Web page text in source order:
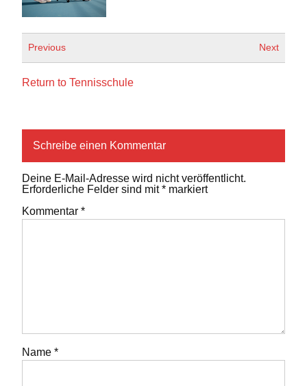
Previous Next
Return to Tennisschule
Schreibe einen Kommentar
Deine E-Mail-Adresse wird nicht veröffentlicht.
Erforderliche Felder sind mit* markiert
Kommentar *
Name *